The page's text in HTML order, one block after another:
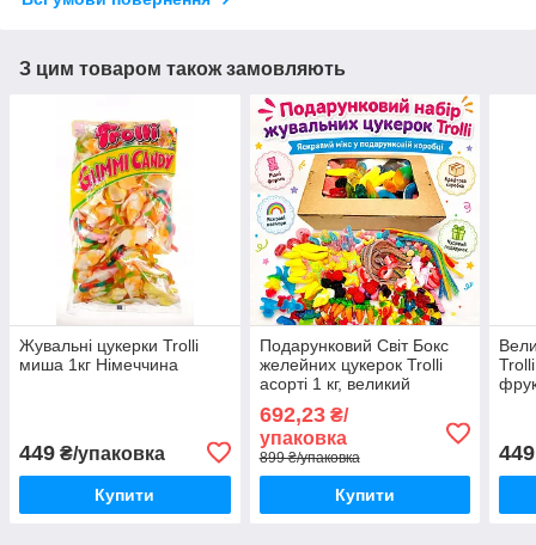
З цим товаром також замовляють
Жувальні цукерки Trolli
миша 1кг Німеччина
449 ₴/упаковка
Купити
Подарунковий Світ Бокс
желейних цукерок Trolli
асорті 1 кг, великий
жувального мармеладу
Троллі
692,23₴/
упаковка
899 ₴/упаковка
Купити
449